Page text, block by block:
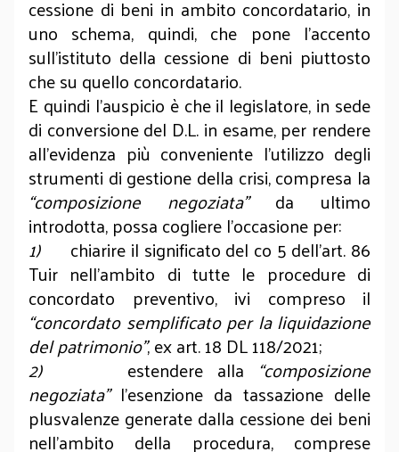
cessione di beni in ambito concordatario, in
uno schema, quindi, che pone l’accento
sull’istituto della cessione di beni piuttosto
che su quello concordatario.
E quindi l’auspicio è che il legislatore, in sede
di conversione del D.L. in esame, per rendere
all’evidenza più conveniente l’utilizzo degli
strumenti di gestione della crisi, compresa la
“composizione negoziata” da ultimo
introdotta,possa cogliere l’occasione per:
1)chiarire il significato del co 5 dell’art. 86
Tuir nell’ambito di tutte le procedure di
concordato preventivo, ivi compreso il
“concordato semplificato per la liquidazione
del patrimonio”, ex art. 18 DL 118/2021;
2)estendere alla “composizione
negoziata” l’esenzione da tassazione delle
plusvalenze generate dalla cessione dei beni
nell’ambito della procedura, comprese